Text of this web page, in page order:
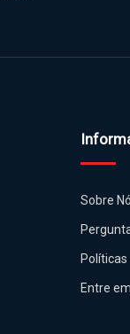
Sobre
Entre